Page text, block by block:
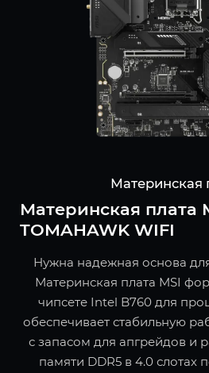
Материнская
Материнская плата
TOMAHAWK WIFI
Нужна надежная основа
Материнская плата MSI
чипсете Intel B760 для
обеспечивает стабильную
с запасом для апгрейдов и
памяти DDR5 в 4.0 слотах